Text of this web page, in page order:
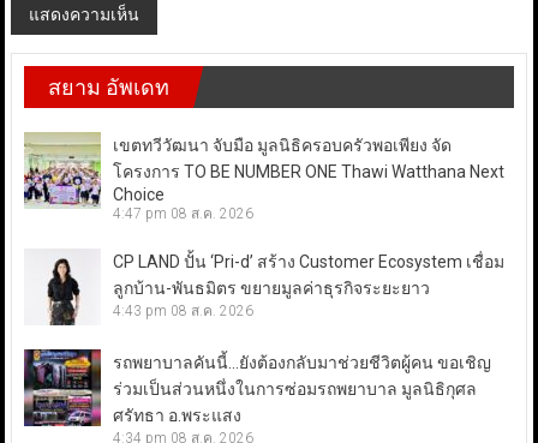
สยาม อัพเดท
เขตทวีวัฒนา จับมือ มูลนิธิครอบครัวพอเพียง จัด
โครงการ TO BE NUMBER ONE Thawi Watthana Next
Choice
4:47 pm 08 ส.ค. 2026
CP LAND ปั้น ‘Pri-d’ สร้าง Customer Ecosystem เชื่อม
ลูกบ้าน-พันธมิตร ขยายมูลค่าธุรกิจระยะยาว
4:43 pm 08 ส.ค. 2026
รถพยาบาลคันนี้…ยังต้องกลับมาช่วยชีวิตผู้คน ขอเชิญ
ร่วมเป็นส่วนหนึ่งในการซ่อมรถพยาบาล มูลนิธิกุศล
ศรัทธา อ.พระแสง
4:34 pm 08 ส.ค. 2026